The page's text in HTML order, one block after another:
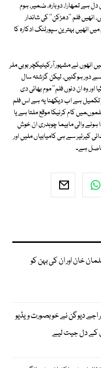
ہے تمھارا، دوبارہ، ضمیر، ہوم
انھیں فلم ''دھڑکن'' کی شاندار
انھیں بہترین سپورٹنگ ادکارہ کا
انھوں نے مشہور آرکیٹیکچر بوبی ملر
دور ہوگئیں، لیکن گزشتہ سال
اور وہ ان دنوں فلم'' موم بھائی دی
تکمیل ہے اب دیکھنا یہ ہے اس فلم
کام کرنیکا موقع ملتا ہے یا
بھارت میں پیدا ہونے والی ماہیما چوہدری ان خوش
کیرئیر سے ہی کامیابیاں ملیں اور
حاصل ہے۔
خان اور ان کی بہن کو
اجے دیوگن نے خوبصورت ویڈیو
کے دل جیت لیے